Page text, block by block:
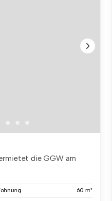
die GGW am
60 m²